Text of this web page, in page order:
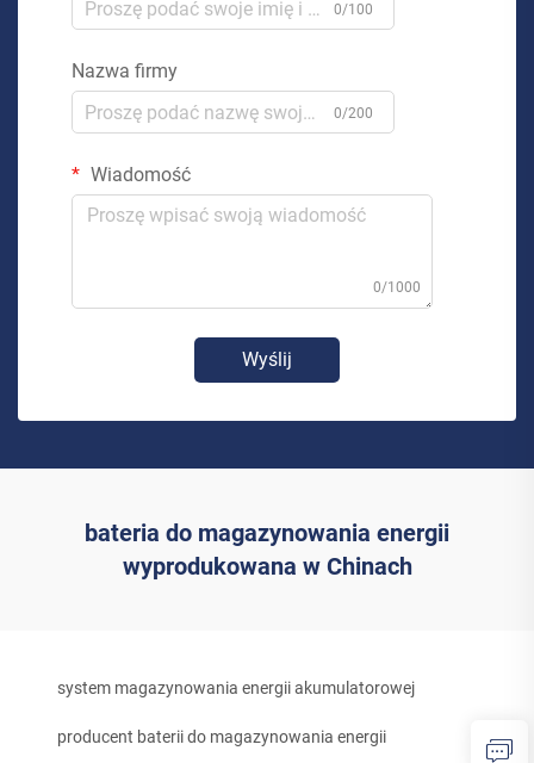
0/100
Nazwa firmy
0/200
Wiadomość
0/1000
Wyślij
bateria do magazynowania energii
wyprodukowana w Chinach
system magazynowania energii akumulatorowej
producent baterii do magazynowania energii